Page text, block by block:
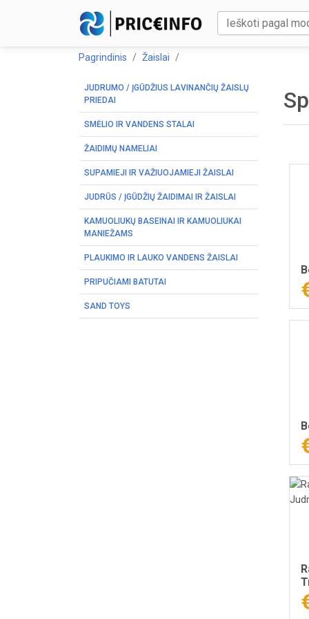
Pagrindinis Žaislai
JUDRUMO / ĮGŪDŽIUS LAVINANČIŲ ŽAISLŲ
PRIEDAI
SMĖLIO IR VANDENS STALAI
ŽAIDIMŲ NAMELIAI
SUPAMIEJI IR VAŽIUOJAMIEJI ŽAISLAI
JUDRŪS / ĮGŪDŽIŲ ŽAIDIMAI IR ŽAISLAI
KAMUOLIUKŲ BASEINAI IR KAMUOLIUKAI
MANIEŽAMS
PLAUKIMO IR LAUKO VANDENS ŽAISLAI
PRIPUČIAMI BATUTAI
SAND TOYS